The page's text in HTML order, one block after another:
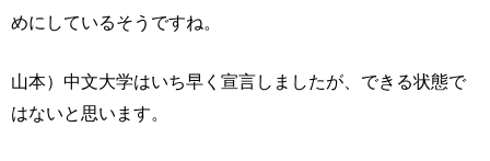
めにしているそうですね。
山本）中文大学はいち早く宣言しましたが、できる状態で
はないと思います。